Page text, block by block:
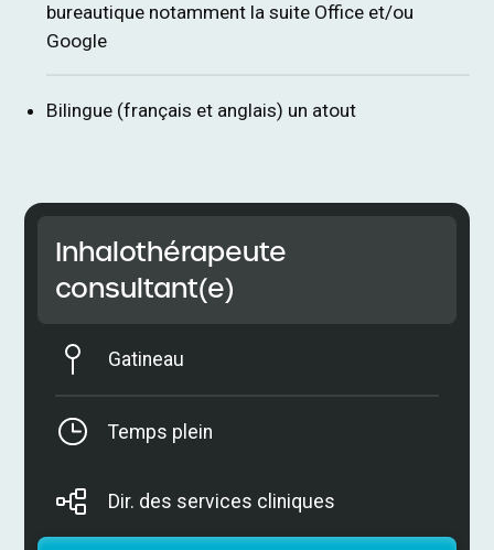
bureautique notamment la suite Office et/ou
Google
Bilingue (français et anglais) un atout
Inhalothérapeute
consultant(e)
Gatineau
Temps plein
Dir. des services cliniques